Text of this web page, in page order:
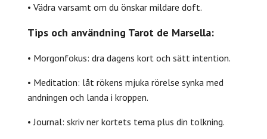
• Vädra varsamt om du önskar mildare doft.
Tips och användning Tarot de Marsella:
• Morgonfokus: dra dagens kort och sätt intention.
• Meditation: låt rökens mjuka rörelse synka med
andningen och landa i kroppen.
• Journal: skriv ner kortets tema plus din tolkning.